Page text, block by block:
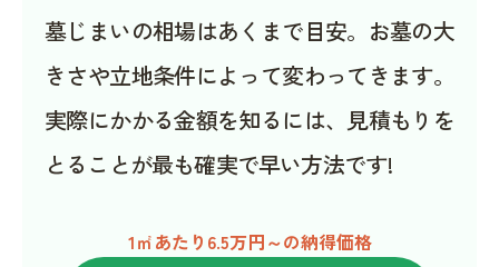
墓じまいの相場はあくまで目安。お墓の大
きさや立地条件によって変わってきます。
実際にかかる金額を知るには、見積もりを
とることが最も確実で早い方法です!
1㎡あたり6.5万円～の納得価格